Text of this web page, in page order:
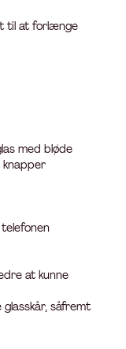
til at forlænge
med bløde
knapper
at kunne
såfremt